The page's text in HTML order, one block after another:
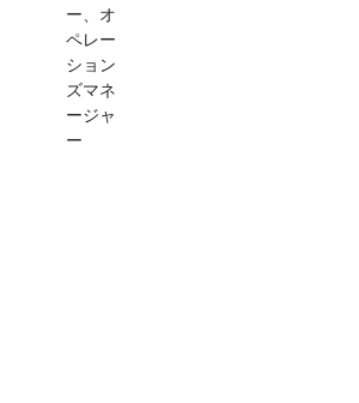
ー、オ
ペレー
ション
ズマネ
ージャ
ー